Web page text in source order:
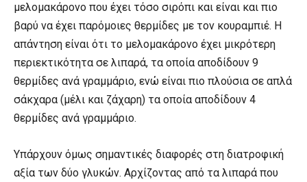
μελομακάρονο που έχει τόσο σιρόπι και είναι και πιο
βαρύ να έχει παρόμοιες θερμίδες με τον κουραμπιέ. Η
απάντηση είναι ότι το μελομακάρονο έχει μικρότερη
περιεκτικότητα σε λιπαρά, τα οποία αποδίδουν 9
θερμίδες ανά γραμμάριο, ενώ είναι πιο πλούσια σε απλά
σάκχαρα (μέλι και ζάχαρη) τα οποία αποδίδουν 4
θερμίδες ανά γραμμάριο.
Υπάρχουν όμως σημαντικές διαφορές στη διατροφική
αξία των δύο γλυκών. Αρχίζοντας από τα λιπαρά που